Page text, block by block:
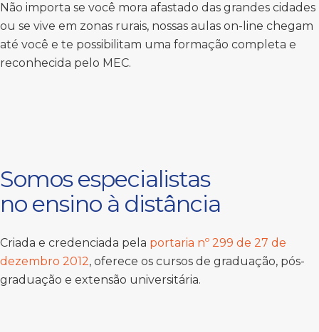
Não importa se você mora afastado das grandes cidades
ou se vive em zonas rurais, nossas aulas on-line chegam
até você e te possibilitam uma formação completa e
reconhecida pelo MEC.
Somos especialistas
no ensino à distância
Criada e credenciada pela portaria nº 299 de 27 de
dezembro 2012, oferece os cursos de graduação, pós-
graduação e extensão universitária.